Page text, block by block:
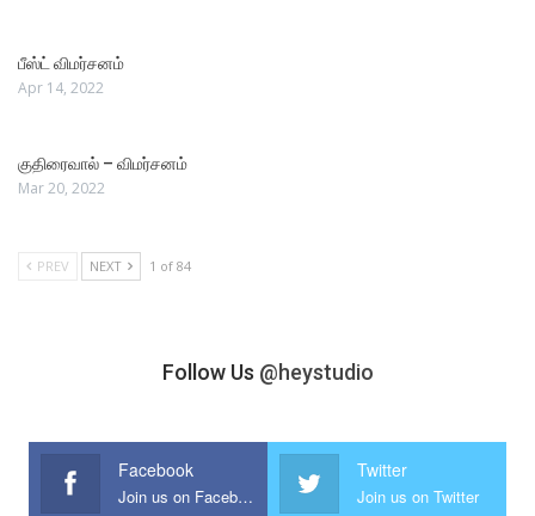
பீஸ்ட் விமர்சனம்
Apr 14, 2022
குதிரைவால் – விமர்சனம்
Mar 20, 2022
PREV NEXT 1 of 84
Follow Us @heystudio
Facebook
Join us on Facebook
Twitter
Join us on Twitter